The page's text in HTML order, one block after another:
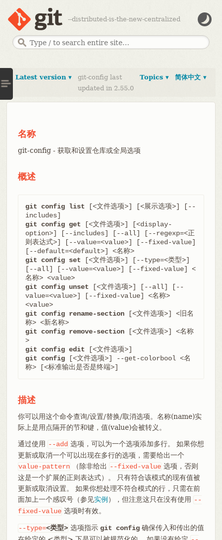
--distributed-is-the-new-centralized
简体中文 ▾
Topics ▾
Latest version ▾
git-config last
updated in 2.55.0
名称
git-config - 获取和设置仓库或全局选项
概述
git config list [<文件选项>] [<展示选项>] [--
git config get [<文件选项>] [<display-
option>] [--includes] [--all] [--regexp=<正
则表达式>] [--value=<value>] [--fixed-value]
[--default=<default>] <名称>
git config set [<文件选项>] [--type=<类型>]
[--all] [--value=<value>] [--fixed-value] <
名称> <value>
git config unset [<文件选项>] [--all] [--
value=<value>] [--fixed-value] <名称>
<value>
git config rename-section [<文件选项>] <旧名
称> <新名称>
git config remove-section [<文件选项>] <名称
>
git config edit
git config [<文件选项>] --get-colorbool <名
称> [<标准输出是否是终端>]
描述
你可以用这个命令查询/设置/替换/取消选项。名称(name)实
际上是用点隔开的节和键，值(value)会被转义。
通过使用 --add 选项，可以为一个选项添加多行。 如果你想
更新或取消一个可以出现在多行的选项，需要给出一个
value-pattern （除非给出 --fixed-value 选项，否则
这是一个扩展的正则表达式）。 只有符合该模式的现有值被
更新或取消设置。 如果你想处理不符合模式的行，只需在前
面加上一个感叹号（参见实例 ），但注意这只在没有使用 --
fixed-value 选项时有效。
--type=<类型> 选项指示 git config确保传入和传出的值